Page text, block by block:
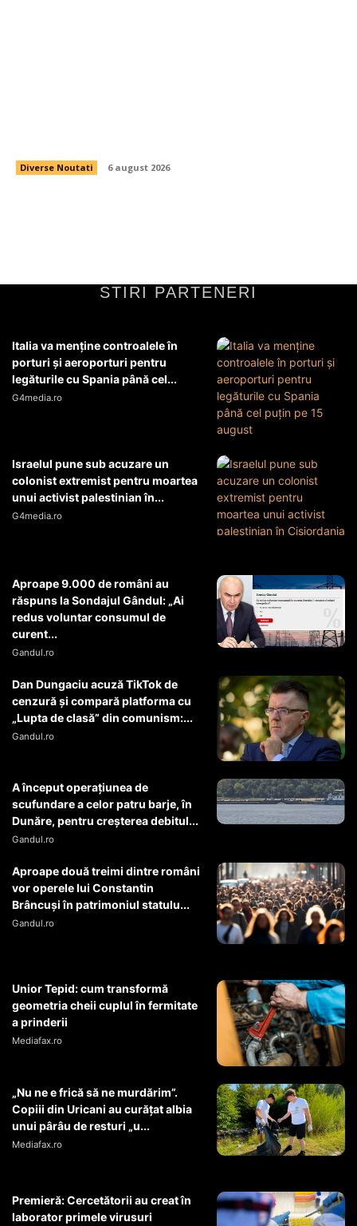
Diverse Noutati 6 august 2026
STIRI PARTENERI
Italia va menţine controalele în
porturi şi aeroporturi pentru
legăturile cu Spania până cel...
G4media.ro
Israelul pune sub acuzare un
colonist extremist pentru moartea
unui activist palestinian în...
G4media.ro
Aproape 9.000 de români au
răspuns la Sondajul Gândul: „Ai
redus voluntar consumul de
curent...
Gandul.ro
Dan Dungaciu acuză TikTok de
cenzură și compară platforma cu
„Lupta de clasă” din comunism:...
Gandul.ro
A început operaţiunea de
scufundare a celor patru barje, în
Dunăre, pentru creşterea debitul...
Gandul.ro
Aproape două treimi dintre români
vor operele lui Constantin
Brâncuși în patrimoniul statulu...
Gandul.ro
Unior Tepid: cum transformă
geometria cheii cuplul în fermitate
a prinderii
Mediafax.ro
„Nu ne e frică să ne murdărim”.
Copiii din Uricani au curățat albia
unui pârâu de resturi „u...
Mediafax.ro
Premieră: Cercetătorii au creat în
laborator primele virusuri